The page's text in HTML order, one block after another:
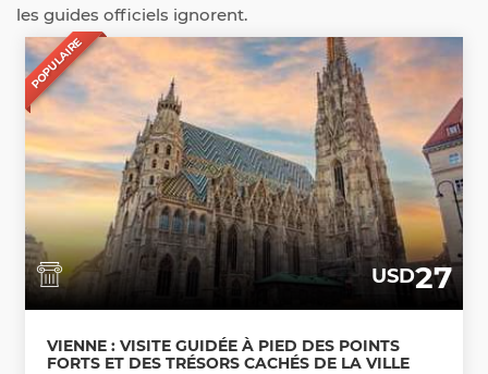
les guides officiels ignorent.
POPULAIRE
USD27
VIENNE : VISITE GUIDÉE À PIED DES POINTS
FORTS ET DES TRÉSORS CACHÉS DE LA VILLE